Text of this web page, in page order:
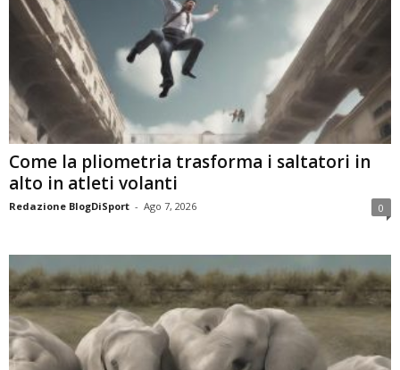
Come la pliometria trasforma i saltatori in
alto in atleti volanti
Redazione BlogDiSport - Ago 7, 2026 0